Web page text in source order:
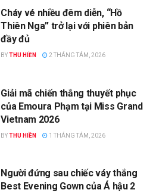
Cháy vé nhiều đêm diễn, “Hồ
Thiên Nga” trở lại với phiên bản
đầy đủ
BYTHU HIỀN 2 THÁNG TÁM, 2026
Giải mã chiến thắng thuyết phục
của Emoura Phạm tại Miss Grand
Vietnam 2026
BYTHU HIỀN 1 THÁNG TÁM, 2026
Người đứng sau chiếc váy thắng
Best Evening Gown của Á hậu 2